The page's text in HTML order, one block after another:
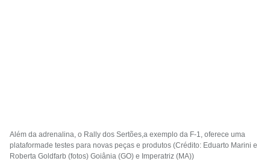
Além da adrenalina, o Rally dos Sertões,a exemplo da F-1, oferece uma
plataformade testes para novas peças e produtos (Crédito: Eduarto Marini e
Roberta Goldfarb (fotos) Goiânia (GO) e Imperatriz (MA))